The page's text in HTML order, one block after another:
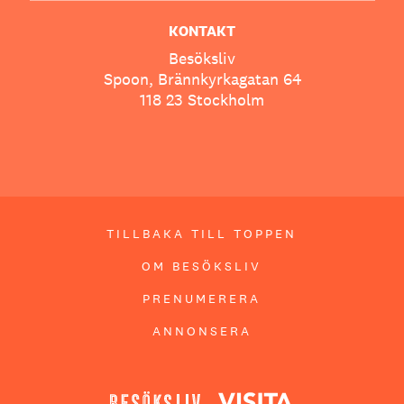
KONTAKT
Besöksliv
Spoon, Brännkyrkagatan 64
118 23 Stockholm
TILLBAKA TILL TOPPEN
OM BESÖKSLIV
PRENUMERERA
ANNONSERA